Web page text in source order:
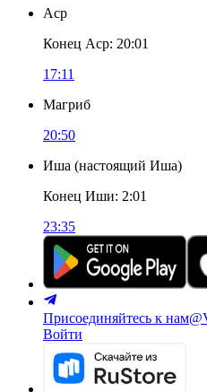
Аср
Конец Аср: 20:01
17:11
Магриб
20:50
Иша (настоящий Иша)
Конец Иши: 2:01
23:35
Присоединяйтесь к нам
Войти